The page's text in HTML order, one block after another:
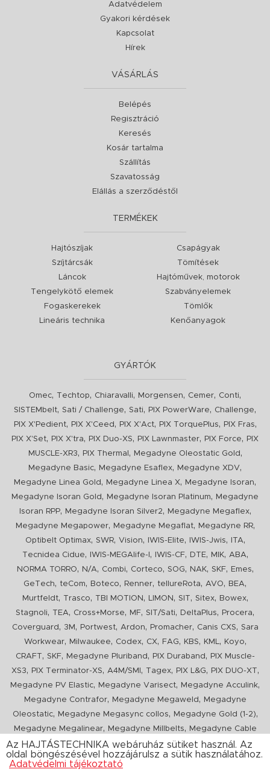
Adatvédelem
Gyakori kérdések
Kapcsolat
Hírek
VÁSÁRLÁS
Belépés
Regisztráció
Keresés
Kosár tartalma
Szállítás
Szavatosság
Elállás a szerződéstől
TERMÉKEK
Hajtószíjak
Szíjtárcsák
Láncok
Tengelykötő elemek
Fogaskerekek
Lineáris technika
Csapágyak
Tömítések
Hajtóművek, motorok
Szabványelemek
Tömlők
Kenőanyagok
GYÁRTÓK
Omec, Techtop, Chiaravalli, Morgensen, Cemer, Conti,
SISTEMbelt, Sati / Challenge, Sati, PIX PowerWare, Challenge,
PIX X'Pedient, PIX X'Ceed , PIX X'Act, PIX TorquePlus, PIX Fras,
PIX X'Set, PIX X'tra, PIX Duo-XS, PIX Lawnmaster, PIX Force,
PIX
MUSCLE-XR3, PIX Thermal , Megadyne Oleostatic Gold ,
Megadyne Basic, Megadyne Esaflex, Megadyne XDV,
Megadyne Linea Gold , Megadyne Linea X, Megadyne Isoran,
Megadyne Isoran Gold , Megadyne Isoran Platinum,
Megadyne
Isoran RPP, Megadyne Isoran Silver2, Megadyne Megaflex,
Megadyne Megapower, Megadyne Megaflat, Megadyne RR,
Optibelt Optimax, SWR, Vision, IWIS-Elite, IWIS-Jwis, ITA,
Tecnidea Cidue, IWIS-MEGAlife-I , IWIS-CF, DTE, MIK, ABA,
NORMA TORRO, N/A, Combi, Corteco, SOG, NAK, SKF, Emes,
GeTech, teCom, Boteco, Renner, tellureRota, AVO, BEA,
Murtfeldt, Trasco, TBI MOTION , LIMON , SIT, Sitex, Bowex,
Stagnoli, TEA, Cross+Morse, MF, SIT/Sati, DeltaPlus, Procera,
Coverguard , 3M , Portwest, Ardon, Promacher, Canis CXS, Sara
Workwear, Milwaukee, Codex, CX, FAG, KBS, KML, Koyo,
CRAFT, SKF, Megadyne Pluriband , PIX Duraband ,
PIX Muscle-
XS3, PIX Terminator-XS, A4M/SMI , Tagex, PIX L&G, PIX DUO-XT,
Megadyne PV Elastic, Megadyne Varisect, Megadyne Acculink,
Megadyne Contrafor, Megadyne Megaweld ,
Megadyne
Oleostatic, Megadyne Megasync collos, Megadyne Gold (1-2),
Megadyne Megalinear, Megadyne Millbelts,
Megadyne Cable
Pull, PIX X'Ceed,Megadyne Pull Down, Optibelt VB,Mitsuboshi
ConCar,Megadyne Megarib ,PIX HARVESTER,Urgent
Az HAJTÁSTECHNIKA webáruház sütiket használ. Az
oldal böngészésével hozzájárulsz a sütik használatához.
Adatvédelmi tájékoztató